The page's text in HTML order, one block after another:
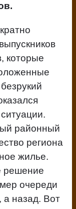
которые
районный
региона
жилье.
решение
очереди
а назад. Вот